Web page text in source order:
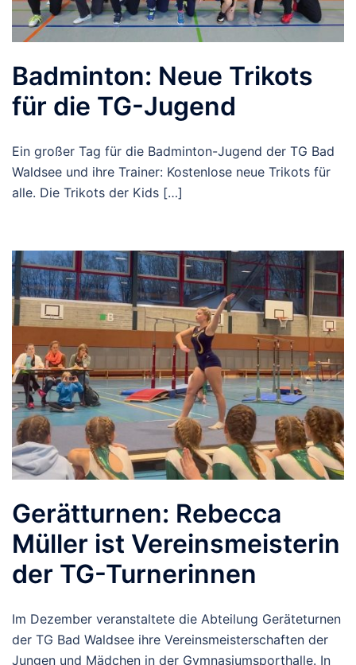
Badminton: Neue Trikots
für die TG-Jugend
Ein großer Tag für die Badminton-Jugend der TG Bad
Waldsee und ihre Trainer: Kostenlose neue Trikots für
alle. Die Trikots der Kids […]
Gerätturnen: Rebecca
Müller ist Vereinsmeisterin
der TG-Turnerinnen
Im Dezember veranstaltete die Abteilung Geräteturnen
der TG Bad Waldsee ihre Vereinsmeisterschaften der
Jungen und Mädchen in der Gymnasiumsporthalle. In